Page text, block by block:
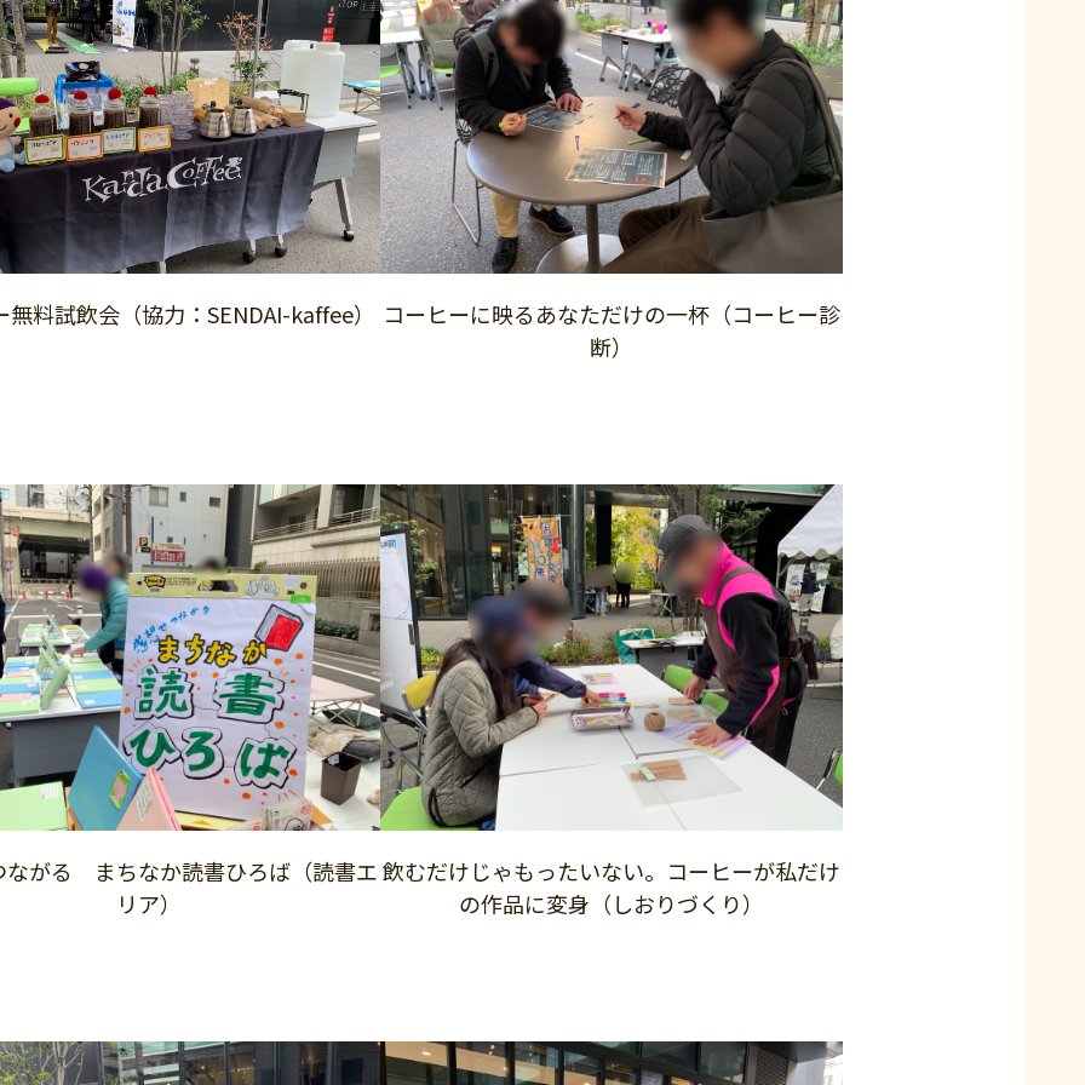
無料試飲会（協力：SENDAI-kaffee）
コーヒーに映るあなただけの一杯（コーヒー診
断）
ながる まちなか読書ひろば（読書エ
リア）
飲むだけじゃもったいない。コーヒーが私だけ
の作品に変身（しおりづくり）